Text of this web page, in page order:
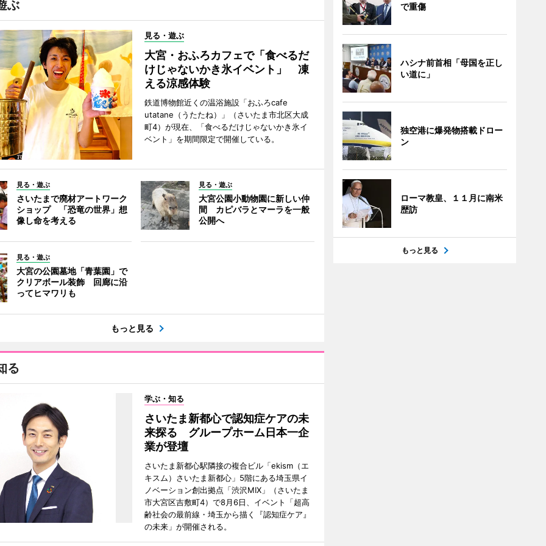
ぶ
見る・遊ぶ
大宮・おふろカフェで「食べるだ
けじゃないかき氷イベント」 凍
える涼感体験
鉄道博物館近くの温浴施設「おふろcafe
utatane（うたたね）」（さいたま市北区大成
町4）が現在、「食べるだけじゃないかき氷イ
ベント」を期間限定で開催している。
見る・遊ぶ
さいたまで廃材アートワーク
ショップ 「恐竜の世界」想
像し命を考える
見る・遊ぶ
大宮公園小動物園に新しい仲
間 カピバラとマーラを一般
公開へ
見る・遊ぶ
大宮の公園墓地「青葉園」で
クリアボール装飾 回廊に沿
ってヒマワリも
もっと見る
る
学ぶ・知る
さいたま新都心で認知症ケアの未
来探る グループホーム日本一企
業が登壇
さいたま新都心駅隣接の複合ビル「ekism（エ
キスム）さいたま新都心」5階にある埼玉県イ
ノベーション創出拠点「渋沢MIX」（さいたま
市大宮区吉敷町4）で8月6日、イベント「超高
齢社会の最前線・埼玉から描く『認知症ケア』
の未来」が開催される。
で重傷
ハシナ前首相「母国を正し
い道に」
独空港に爆発物搭載ドロー
ン
ローマ教皇、１１月に南米
歴訪
もっと見る